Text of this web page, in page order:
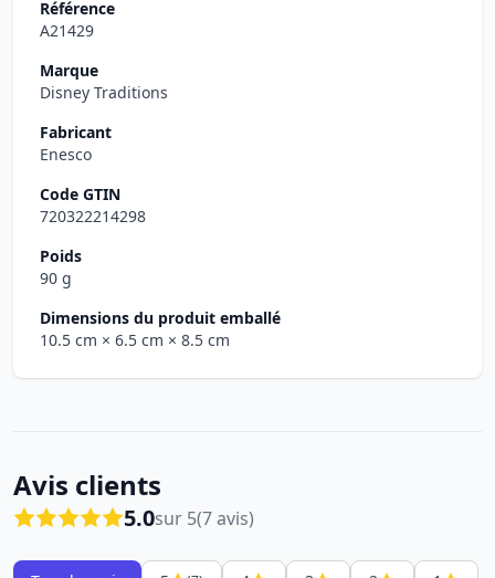
Référence
A21429
Marque
Disney Traditions
Fabricant
Enesco
Code GTIN
720322214298
Poids
90 g
Dimensions du produit emballé
10.5 cm × 6.5 cm × 8.5 cm
Avis clients
5.0sur 5(7 avis)